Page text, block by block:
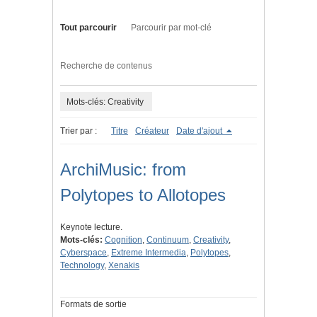
Tout parcourir Parcourir par mot-clé
Recherche de contenus
Mots-clés: Creativity
Trier par : Titre Créateur Date d'ajout
ArchiMusic: from
Polytopes to Allotopes
Keynote lecture.
Mots-clés: Cognition, Continuum, Creativity,
Cyberspace, Extreme Intermedia, Polytopes,
Technology, Xenakis
Formats de sortie